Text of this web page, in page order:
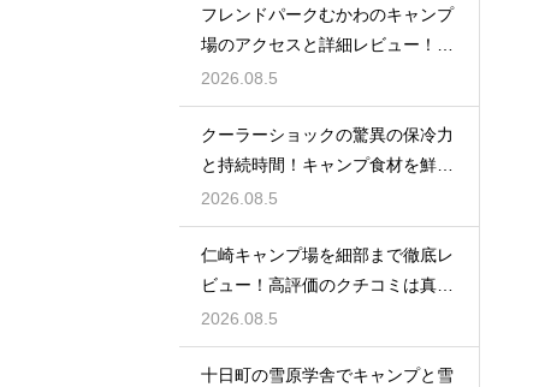
フレンドパークむかわのキャンプ
場のアクセスと詳細レビュー！魅
力を大解剖
2026.08.5
クーラーショックの驚異の保冷力
と持続時間！キャンプ食材を鮮度
抜群に保つ
2026.08.5
仁崎キャンプ場を細部まで徹底レ
ビュー！高評価のクチコミは真実
なのか？
2026.08.5
十日町の雪原学舎でキャンプと雪